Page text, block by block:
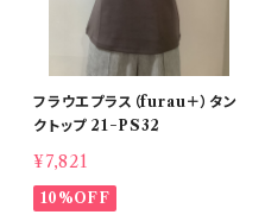
フラウエプラス（furau＋）タン
クトップ 21−PS32
¥7,821
10%OFF